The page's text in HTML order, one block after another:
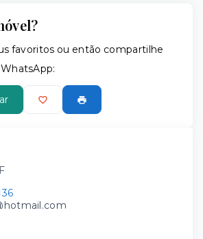
favoritos ou então compartilhe